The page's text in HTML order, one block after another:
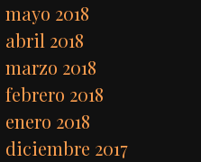
mayo 2018
abril 2018
marzo 2018
febrero 2018
enero 2018
diciembre 2017